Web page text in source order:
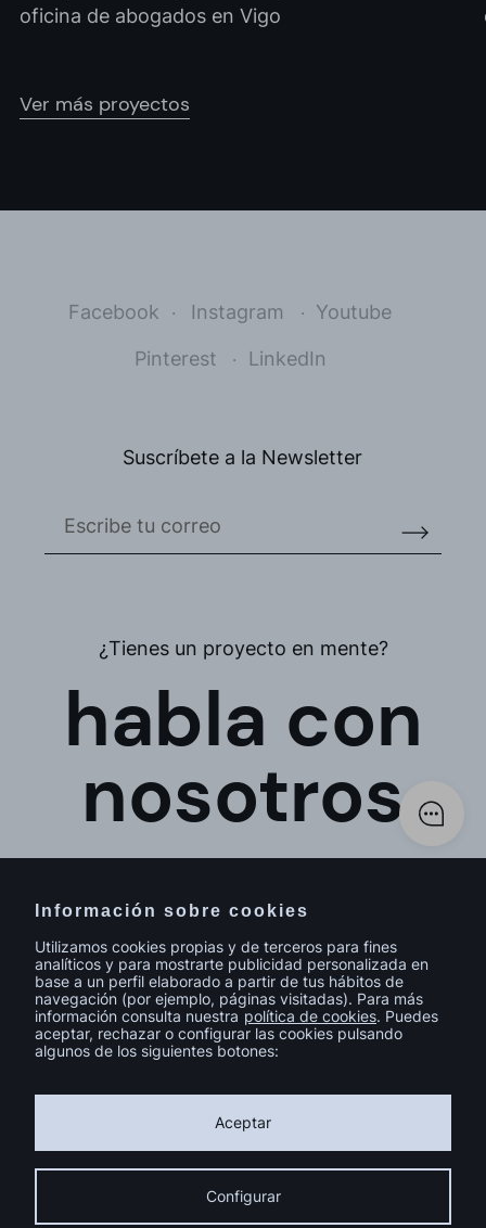
oficina de abogados en Vigo
Ver más proyectos
Facebook Instagram Youtube
Pinterest LinkedIn
Suscríbete a la Newsletter
¿Tienes un proyecto en mente?
habla con
nosotros
Catálogo de Homologación 2024
Instalación fotovoltaica FEDER Galicia
Ayuda de la UE a la transformación digital
Información sobre cookies
Utilizamos cookies propias y de terceros para fines
analíticos y para mostrarte publicidad personalizada en
base a un perfil elaborado a partir de tus hábitos de
navegación (por ejemplo, páginas visitadas). Para más
información consulta nuestra política de cookies. Puedes
aceptar, rechazar o configurar las cookies pulsando
algunos de los siguientes botones:
Aceptar
Configurar